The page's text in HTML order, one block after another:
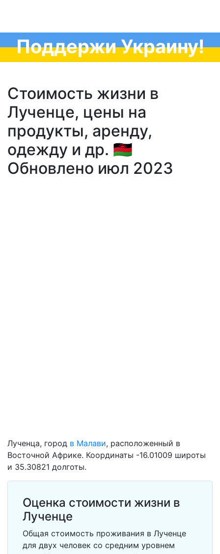
Поддержи Украину!
Стоимость жизни в
Лученце, цены на
продукты, аренду,
одежду и др. 🇲🇼
Обновлено июл 2023
Лученца, город в Малави, расположенный в
Восточной Африке. Координаты -16.01009 широты
и 35.30821 долготы.
Оценка стоимости жизни в
Лученце
Общая стоимость проживания в Лученце
для двух человек со средним уровнем